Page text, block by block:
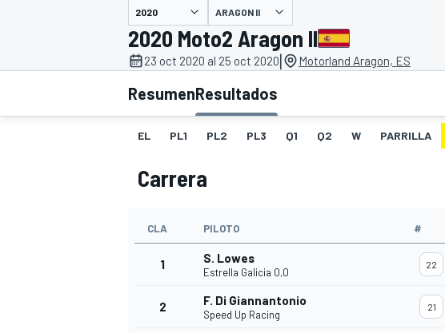
INDYCAR
ARAGON II
2020 Moto2 Aragon II
23 oct 2020 al 25 oct 2020| Motorland Aragon, ES
ResumenResultados
EL PL1 PL2 PL3 Q1 Q2 W PARRILLA
Carrera
CLA PILOTO #
1 S. Lowes
Estrella Galicia 0,0
22
2 F. Di Giannantonio
Speed Up Racing
21